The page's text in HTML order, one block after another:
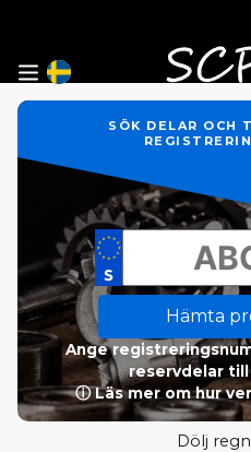
SÖK DELAR OCH
Hämta
Ange
reservdelar
ⓘ Läs mer om hur
Dölj